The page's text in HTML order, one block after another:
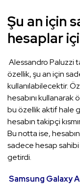
Şu an için
hesaplar
Alessandro Paluzzi
özellik, şu an için
kullanılabilecektir.
hesabını kullanarak
bu özellik aktif hale
hesabın takipçi
Bu notta ise,
sadece hesap
getirdi.
Samsung Galaxy